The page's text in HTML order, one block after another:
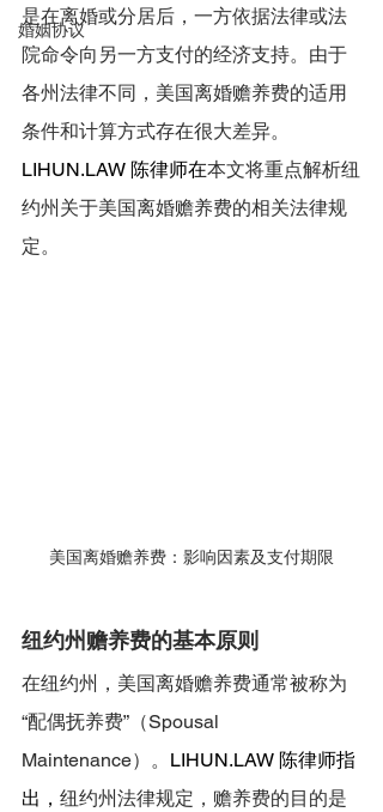
婚姻协议
是在离婚或分居后，一方依据法律或法
院命令向另一方支付的经济支持。由于
各州法律不同，美国离婚赡养费的适用
条件和计算方式存在很大差异。
LIHUN.LAW 陈律师在本文将重点解析纽
约州关于美国离婚赡养费的相关法律规
定。
美国离婚赡养费：影响因素及支付期限
纽约州赡养费的基本原则
在纽约州，美国离婚赡养费通常被称为
“配偶抚养费”（Spousal
Maintenance）。 LIHUN.LAW 陈律师指
出， 纽约州法律规定，赡养费的目的是